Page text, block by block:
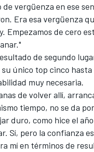
vergüenza en ese
Era esa vergüenza
Empezamos de cero
de segundo
único top cinco
muy necesaria.
de volver allí,
tiempo, no se da
duro, como hice el
Sí, pero la confianza
mí en términos de